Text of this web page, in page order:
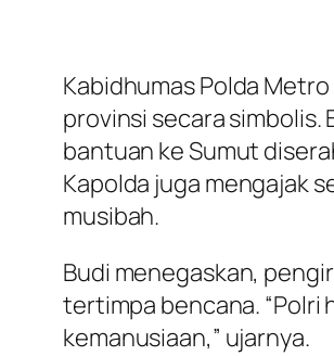
Kabidhumas Polda
provinsi secara simbolis.
bantuan ke Sumut
Kapolda juga mengajak
musibah.
Budi menegaskan,
tertimpa bencana. “Polri
kemanusiaan,” ujarnya.